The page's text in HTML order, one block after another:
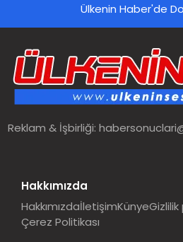
Ülkenin Haber'de
Reklam & İşbirliği:
Hakkımızda
HakkımızdaİletişimKünyeGizlilik
Çerez Politikası